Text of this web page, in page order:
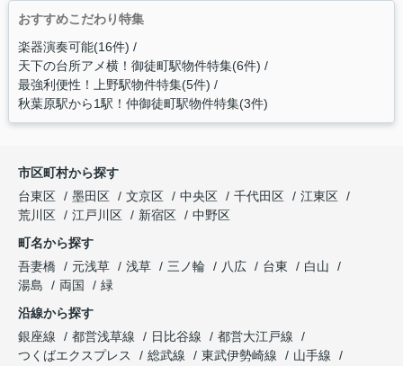
おすすめこだわり特集
楽器演奏可能(16件)
天下の台所アメ横！御徒町駅物件特集(6件)
最強利便性！上野駅物件特集(5件)
秋葉原駅から1駅！仲御徒町駅物件特集(3件)
市区町村から探す
台東区
墨田区 文京区 中央区 千代田区
江東区
荒川区
江戸川区 新宿区
中野区
町名から探す
吾妻橋
元浅草 浅草 三ノ輪 八広 台東
白山
湯島
両国
緑
沿線から探す
銀座線
都営浅草線 日比谷線
都営大江戸線
つくばエクスプレス
総武線 東武伊勢崎線
山手線